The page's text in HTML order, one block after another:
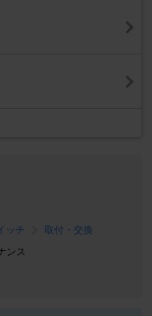
ッチ
取付・交換
ンス